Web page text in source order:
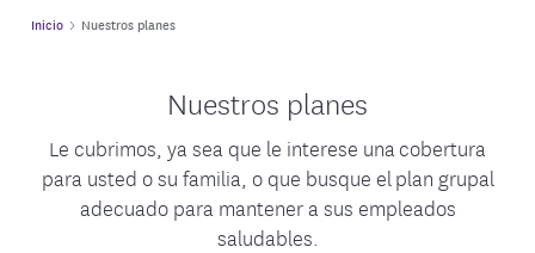
Inicio Nuestros planes
Nuestros planes
Le cubrimos, ya sea que le interese una cobertura
para usted o su familia, o que busque el plan grupal
adecuado para mantener a sus empleados
saludables.